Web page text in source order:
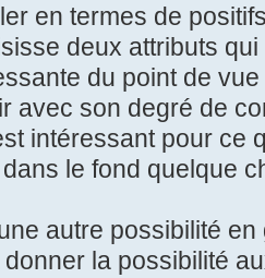
en termes de
deux attributs
du point de
avec son degré de
intéressant pour ce
le fond quelque
autre possibilité
la possibilité